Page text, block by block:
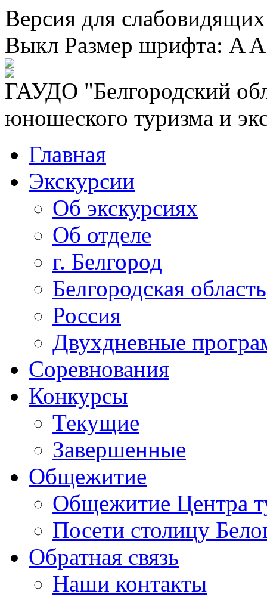
Версия для
Выкл Размер шрифта: A A
ГАУДО "Белгородский
юношеского туризма и
Главная
Экскурсии
Об экскурсиях
Об отделе
г. Белгород
Белгородская область
Россия
Двухдневные
Соревнования
Конкурсы
Текущие
Завершенные
Общежитие
Общежитие Центра
Посети столицу
Обратная связь
Наши контакты